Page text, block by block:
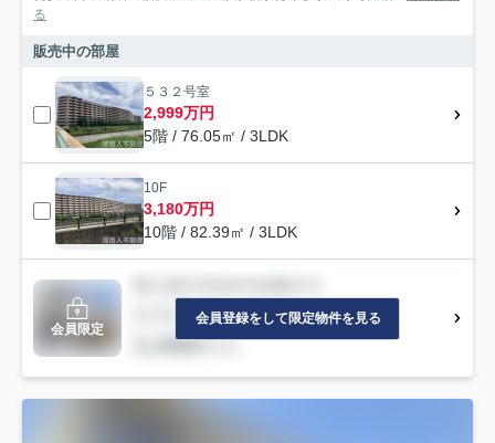
る
販売中の部屋
５３２号室
2,999万円
5階 / 76.05㎡ / 3LDK
10F
3,180万円
10階 / 82.39㎡ / 3LDK
会員限定
会員登録をして限定物件を見る